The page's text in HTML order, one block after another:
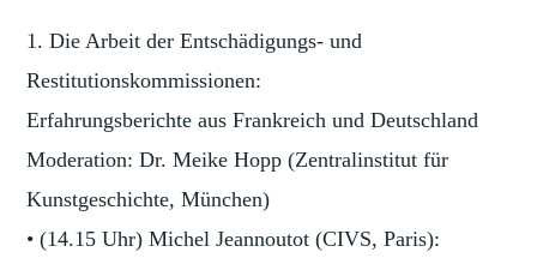
1. Die Arbeit der Entschädigungs- und
Restitutionskommissionen:
Erfahrungsberichte aus Frankreich und Deutschland
Moderation: Dr. Meike Hopp (Zentralinstitut für
Kunstgeschichte, München)
• (14.15 Uhr) Michel Jeannoutot (CIVS, Paris):